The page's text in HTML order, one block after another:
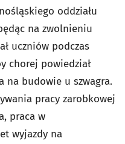
oddziału
na zwolnieniu
uczniów podczas
chorej powiedział
na budowie u szwagra.
pracy zarobkowej
praca w
wyjazdy na